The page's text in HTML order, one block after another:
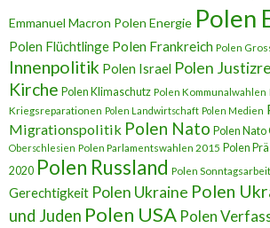
Emmanuel Macron Polen Energie Polen
Polen Flüchtlinge Polen Frankreich Polen
Innenpolitik Polen Israel Polen
Kirche Polen Klimaschutz Polen Kommunalwahlen
Kriegsreparationen Polen Landwirtschaft Polen Medien
Migrationspolitik Polen Nato Polen
Oberschlesien Polen Parlamentswahlen 2015 Polen
2020 Polen Russland Polen Sonntagsarbeit
Gerechtigkeit Polen Ukraine Polen
und Juden Polen USA Polen